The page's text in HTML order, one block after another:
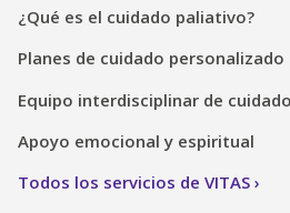
¿Qué es el cuidado paliativo?
Planes de cuidado
Equipo interdisciplinar de
Apoyo emocional y espiritual
Todos los servicios de VITAS